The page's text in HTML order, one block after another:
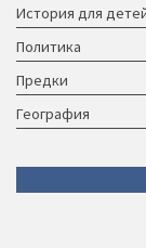
История для
Политика
Предки
География